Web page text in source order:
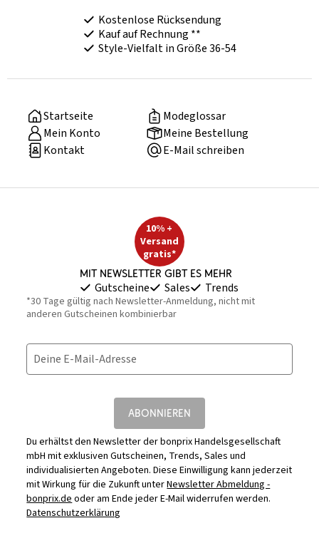
Kostenlose Rücksendung
Kauf auf Rechnung **
Style-Vielfalt in Größe 36-54
Startseite
Modeglossar
Mein Konto
Meine Bestellung
Kontakt
E-Mail schreiben
10% +
Versand
gratis*
Mit Newsletter gibt es mehr
Gutscheine Sales Trends
*30 Tage gültig nach Newsletter-Anmeldung, nicht mit
anderen Gutscheinen kombinierbar
Deine E-Mail-Adresse
ABONNIEREN
Du erhältst den Newsletter der bonprix Handelsgesellschaft
mbH mit exklusiven Gutscheinen, Trends, Sales und
individualisierten Angeboten. Diese Einwilligung kann jederzeit
mit Wirkung für die Zukunft unterNewsletter Abmeldung -
bonprix.deoder am Ende jeder E-Mail widerrufen werden.
Datenschutzerklärung